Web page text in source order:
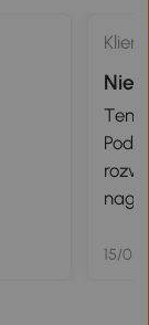
–
Ten
15/05/